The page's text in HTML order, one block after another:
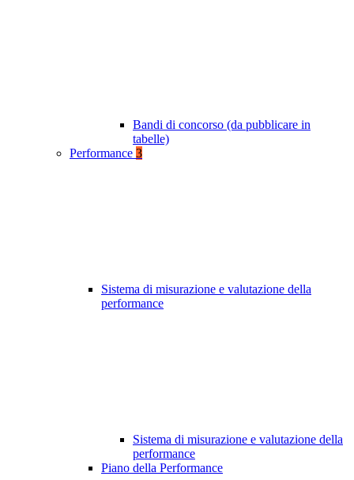
Bandi di concorso (da pubblicare in
tabelle)
Performance 3
Sistema di misurazione e valutazione della
performance
Sistema di misurazione e valutazione della
performance
Piano della Performance